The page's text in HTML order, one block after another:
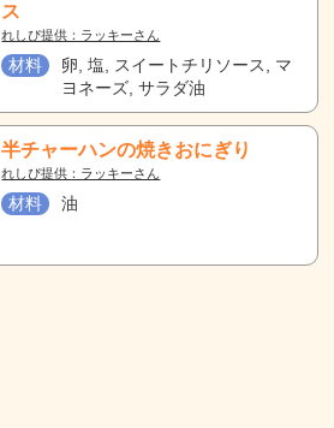
ス
れしぴ提供：ラッキーさん
材料
卵, 塩, スイートチリソース, マ
ヨネーズ, サラダ油
半チャーハンの焼きおにぎり
れしぴ提供：ラッキーさん
材料 油